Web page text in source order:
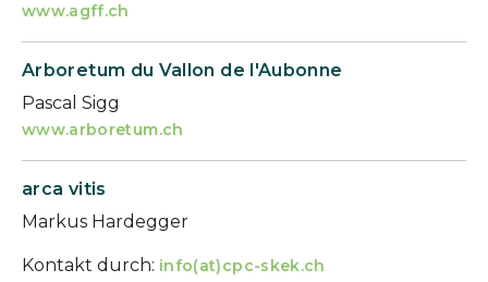
www.agff.ch
Arboretum du Vallon de l'Aubonne
Pascal Sigg
www.arboretum.ch
arca vitis
Markus Hardegger
Kontakt durch: info(at)cpc-skek.ch